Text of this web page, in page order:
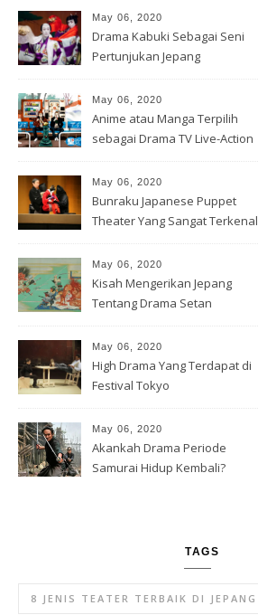
May 06, 2020
Drama Kabuki Sebagai Seni
Pertunjukan Jepang
May 06, 2020
Anime atau Manga Terpilih
sebagai Drama TV Live-Action
May 06, 2020
Bunraku Japanese Puppet
Theater Yang Sangat Terkenal
May 06, 2020
Kisah Mengerikan Jepang
Tentang Drama Setan
May 06, 2020
High Drama Yang Terdapat di
Festival Tokyo
May 06, 2020
Akankah Drama Periode
Samurai Hidup Kembali?
TAGS
8 JENIS TEATER TERBAIK DI JEPANG